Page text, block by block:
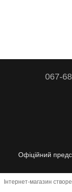
067-
Офіційний
Інтернет-магазин